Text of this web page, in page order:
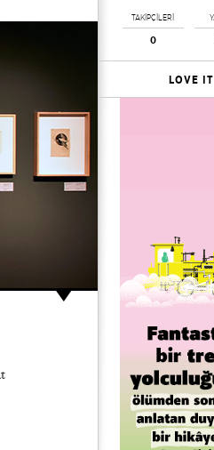
TAKİPÇİLERİ
0
LOVE IT